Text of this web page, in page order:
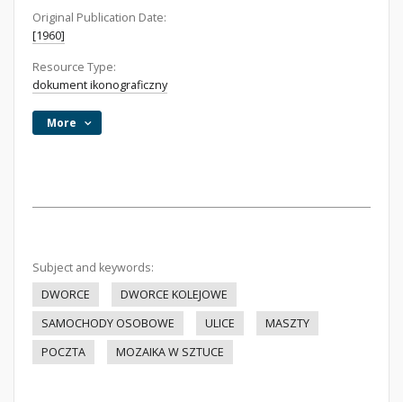
Original Publication Date:
[1960]
Resource Type:
dokument ikonograficzny
More
Subject and keywords:
DWORCE
DWORCE KOLEJOWE
SAMOCHODY OSOBOWE
ULICE
MASZTY
POCZTA
MOZAIKA W SZTUCE